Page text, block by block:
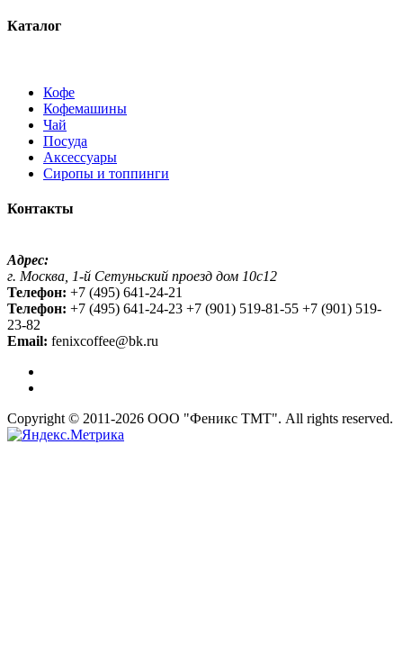
Каталог
Кофе
Кофемашины
Чай
Посуда
Аксессуары
Сиропы и топпинги
Контакты
Адрес:
г. Москва, 1-й Сетуньский проезд дом 10с12
Телефон: +7 (495) 641-24-21
Телефон: +7 (495) 641-24-23 +7 (901) 519-81-55 +7 (901) 519-
23-82
Email: fenixcoffee@bk.ru
Copyright © 2011-2026 ООО "Феникс ТМТ". All rights reserved.